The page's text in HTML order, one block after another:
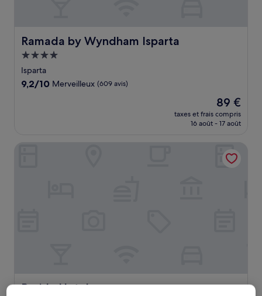
Ramada by Wyndham Isparta
Ramada by Wyndham Isparta
Hébergement
4.0 étoiles
Isparta
9.2
9,2/10 Merveilleux (609 avis)
Le
nouveau
prix
de
89 €
89 €
taxes et frais compris
16 août - 17 août
Barida Hotels
Barida Hotels